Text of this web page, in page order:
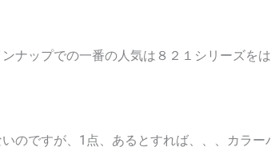
ナップでの一番の人気は８２１シリーズを
のですが、1点、あるとすれば、、、カラー